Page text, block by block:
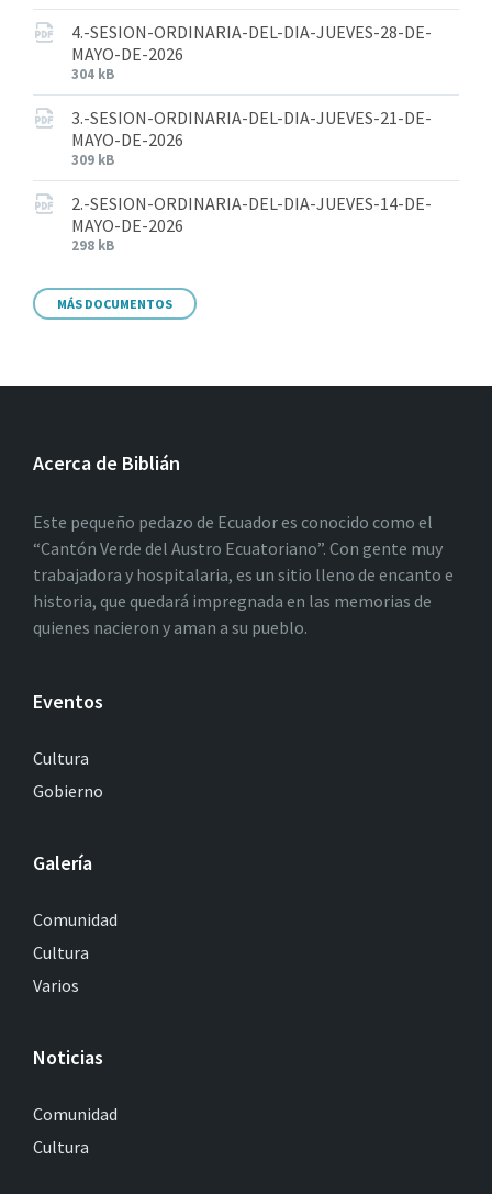
4.-SESION-ORDINARIA-DEL-DIA-JUEVES-28-DE-
MAYO-DE-2026
304 kB
3.-SESION-ORDINARIA-DEL-DIA-JUEVES-21-DE-
MAYO-DE-2026
309 kB
2.-SESION-ORDINARIA-DEL-DIA-JUEVES-14-DE-
MAYO-DE-2026
298 kB
MÁS DOCUMENTOS
Acerca de Biblián
Este pequeño pedazo de Ecuador es conocido como el
“Cantón Verde del Austro Ecuatoriano”. Con gente muy
trabajadora y hospitalaria, es un sitio lleno de encanto e
historia, que quedará impregnada en las memorias de
quienes nacieron y aman a su pueblo.
Eventos
Cultura
Gobierno
Galería
Comunidad
Cultura
Varios
Noticias
Comunidad
Cultura